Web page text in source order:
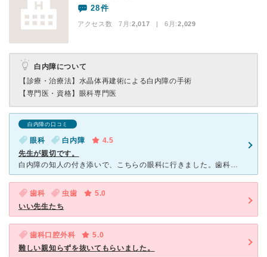
28件
アクセス数 7月:2,017 | 6月:2,029
白内障について
【診療・治療法】 水晶体再建術による白内障の手術
【専門医・資格】 眼科専門医
白内障の口コミ
眼科 白内障
4.5
先生が親切です。
白内障の知人の付き添いで、こちらの眼科に行きました。歯科だけに特化している病院かと思っていたので、正直初めは不安でしたが、今まで行った眼科の中でも先生の対応は飛び抜けて良かったです。 若い30代前半
歯科 虫歯
5.0
いい先生たち
歯科口腔外科
5.0
難しい親知らずを抜いてもらいました。